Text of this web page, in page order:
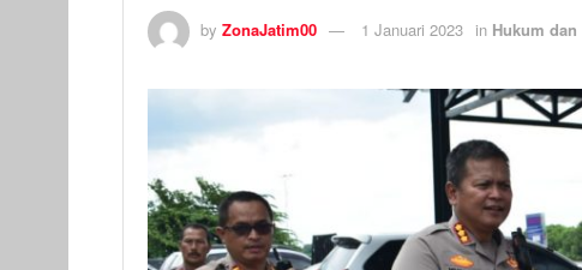
by ZonaJatim00 1 Januari 2023 in Hukum